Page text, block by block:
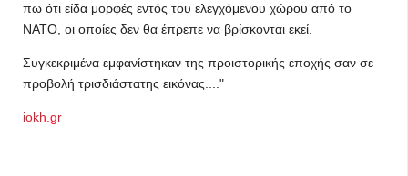
πω ότι είδα μορφές εντός του ελεγχόμενου χώρου από το
ΝΑΤΟ, οι οποίες δεν θα έπρεπε να βρίσκονται εκεί.
Συγκεκριμένα εμφανίστηκαν της προιστορικής εποχής σαν σε
προβολή τρισδιάστατης εικόνας...."
iokh.gr